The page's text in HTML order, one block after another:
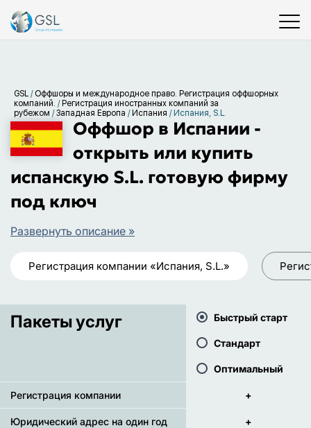
GSL / Оффшоры и международное право. Регистрация оффшорных
компаний. / Регистрация иностранных компаний за
рубежом /Западная Европа / Испания / Испания, S.L.
Оффшор в Испании -
открыть или купить
испанскую S.L. готовую фирму
под ключ
Развернуть описание »
Регистрация компании «Испания, S.L.»
Пакеты услуг Быстрый старт
Стандарт
Оптимальный
Регистрация компании +
Юридический адрес на один год +